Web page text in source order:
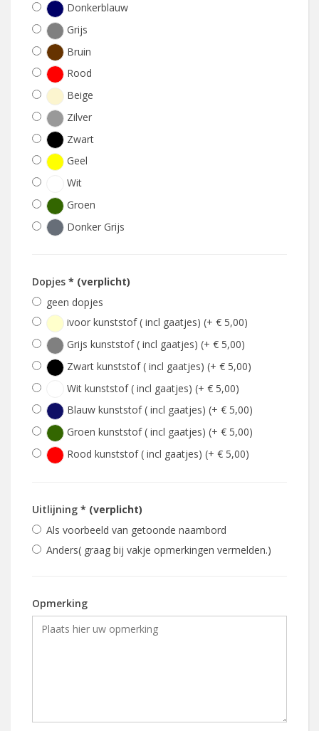
Donkerblauw
Grijs
Bruin
Rood
Beige
Zilver
Zwart
Geel
Wit
Groen
Donker Grijs
Dopjes * (verplicht)
geen dopjes
ivoor kunststof ( incl gaatjes) (+ € 5,00)
Grijs kunststof ( incl gaatjes) (+ € 5,00)
Zwart kunststof ( incl gaatjes) (+ € 5,00)
Wit kunststof ( incl gaatjes) (+ € 5,00)
Blauw kunststof ( incl gaatjes) (+ € 5,00)
Groen kunststof ( incl gaatjes) (+ € 5,00)
Rood kunststof ( incl gaatjes) (+ € 5,00)
Uitlijning * (verplicht)
Als voorbeeld van getoonde naambord
Anders( graag bij vakje opmerkingen vermelden.)
Opmerking